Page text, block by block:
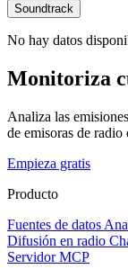
Soundtrack
No hay datos
Monitoriza
Analiza las
de emisoras de
Empieza gratis
Producto
Fuentes de datos
Difusión en radio
Servidor MCP